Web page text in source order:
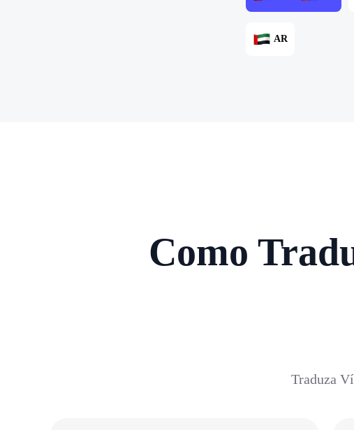
AR
Como
Traduza